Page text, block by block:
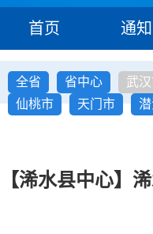
首页 通
全省 省中心 武
仙桃市
天门市
【浠水县中心】